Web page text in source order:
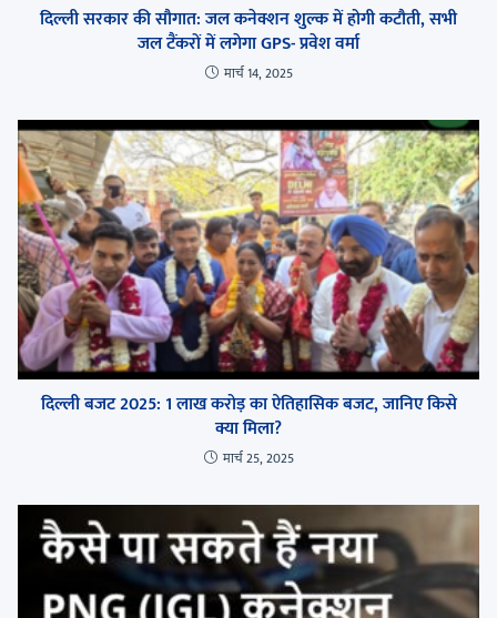
दिल्ली सरकार की सौगात: जल कनेक्शन शुल्क में होगी कटौती, सभी
जल टैंकरों में लगेगा GPS- प्रवेश वर्मा
मार्च 14, 2025
दिल्ली बजट 2025: 1 लाख करोड़ का ऐतिहासिक बजट, जानिए किसे
क्या मिला?
मार्च 25, 2025